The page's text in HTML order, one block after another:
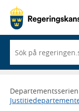
du
börjar
skriva
framträder
en